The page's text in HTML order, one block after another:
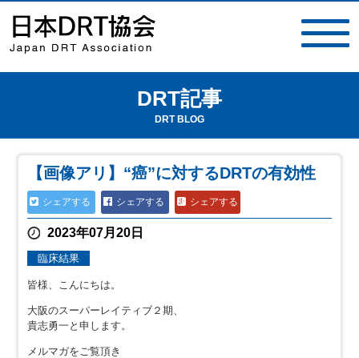
DRT記事
DRT BLOG
【画像アリ】“癌”に対するDRTの有効性
シェアする シェアする シェアする
2023年07月20日
臨床結果
皆様、こんにちは。
大阪のスーパーレイティブ２期、
貴志勇一と申します。
メルマガをご覧頂き